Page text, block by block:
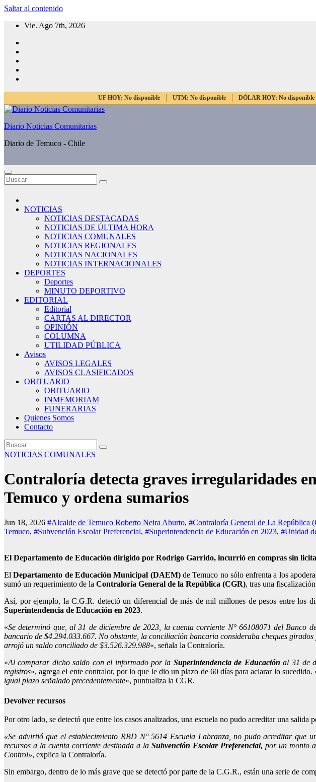
Saltar al contenido
Vie. Ago 7th, 2026
UF HOY: No disponible UTM: No disponible DÓLAR HOY: No disponible
Diario Noticias Comunitarias
Diario de Temuco - Chile
NOTICIAS
NOTICIAS DESTACADAS
NOTICIAS DE ÚLTIMA HORA
NOTICIAS COMUNALES
NOTICIAS REGIONALES
NOTICIAS NACIONALES
NOTICIAS INTERNACIONALES
DEPORTES
Deportes
MINUTO DEPORTIVO
EDITORIAL
Editorial
CARTAS AL DIRECTOR
OPINIÓN
COLUMNA
UTILIDAD PÚBLICA
Avisos
AVISOS LEGALES
AVISOS CLASIFICADOS
OBITUARIO
OBITUARIO
INMEMORIAM
FUNERARIAS
Quienes Somos
Contacto
NOTICIAS COMUNALES
Contraloría detecta graves irregularidades
Temuco y ordena sumarios
Jun 18, 2026 #Alcalde de Temuco Roberto Neira Aburto, #Contraloría General de La República
Temuco, #Subvención Escolar Preferencial, #Superintendencia de Educación en 2023, #Unidad
El Departamento de Educación dirigido por Rodrigo Garrido, incurrió en compras sin
ElDepartamento de Educación Municipal (DAEM)de Temuco no sólo enfrenta a los
sumó un requerimiento de la Contraloría General de la República (CGR), tras una
Así, por ejemplo, la C.G.R. detectó un diferencial de más de mil millones de pesos entre los
Superintendencia de Educación en 2023.
«Se determinó que, al 31 de diciembre de 2023, la cuenta corriente N° 66108071 del Banco
bancario de $4.294.033.667. No obstante, la conciliación bancaria consideraba cheques
arrojó un saldo conciliado de $3.526.329.988«, señala la Contraloría.
«Al comparar dicho saldo con el informado por la Superintendencia de Educación al 31 de
registros«, agrega el ente contralor, por lo que le dio un plazo de 60 días para aclarar lo sucedido.
igual plazo señalado precedentemente«, puntualiza la CGR.
Devolver recursos
Por otro lado, se detectó que entre los casos analizados, una escuela no pudo acreditar una
«Se advirtió que el establecimiento RBD N° 5614 Escuela Labranza, no pudo acreditar
recursos a la cuenta corriente destinada a la Subvención Escolar Preferencial, por un monto
Control», explica la Contraloría.
Sin embargo, dentro de lo más grave que se detectó por parte de la C.G.R., están una serie de